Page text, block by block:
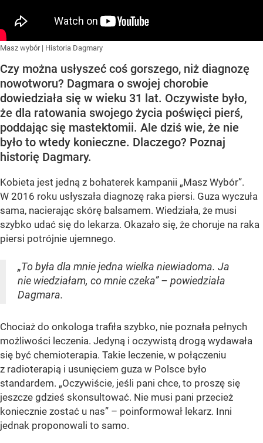
Masz wybór | Historia Dagmary
Czy można usłyszeć coś gorszego, niż diagnozę
nowotworu? Dagmara o swojej chorobie
dowiedziała się w wieku 31 lat. Oczywiste było,
że dla ratowania swojego życia poświęci pierś,
poddając się mastektomii. Ale dziś wie, że nie
było to wtedy konieczne. Dlaczego? Poznaj
historię Dagmary.
Kobieta jest jedną z bohaterek kampanii „Masz Wybór”.
W 2016 roku usłyszała diagnozę raka piersi. Guza wyczuła
sama, nacierając skórę balsamem. Wiedziała, że musi
szybko udać się do lekarza. Okazało się, że choruje na raka
piersi potrójnie ujemnego.
„To była dla mnie jedna wielka niewiadoma. Ja
nie wiedziałam, co mnie czeka” – powiedziała
Dagmara.
Chociaż do onkologa trafiła szybko, nie poznała pełnych
możliwości leczenia. Jedyną i oczywistą drogą wydawała
się być chemioterapia. Takie leczenie, w połączeniu
z radioterapią i usunięciem guza w Polsce było
standardem. „Oczywiście, jeśli pani chce, to proszę się
jeszcze gdzieś skonsultować. Nie musi pani przecież
koniecznie zostać u nas” – poinformował lekarz. Inni
jednak proponowali to samo.